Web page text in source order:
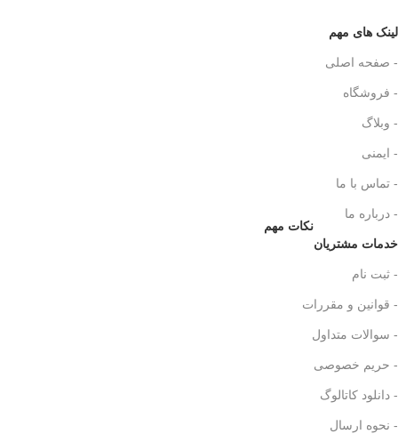
لینک های مهم
- صفحه اصلی
- فروشگاه
- وبلاگ
- ایمنی
- تماس با ما
- درباره ما
خدمات مشتریان
نکات مهم
- ثبت نام
- قوانین و مقررات
- سوالات متداول
- حریم خصوصی
- دانلود کاتالوگ
- نحوه ارسال